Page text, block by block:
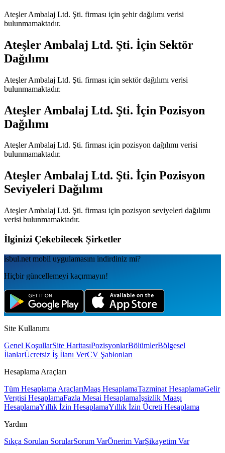
Ateşler Ambalaj Ltd. Şti. firması için şehir dağılımı verisi
bulunmamaktadır.
Ateşler Ambalaj Ltd. Şti. İçin Sektör
Dağılımı
Ateşler Ambalaj Ltd. Şti. firması için sektör dağılımı verisi
bulunmamaktadır.
Ateşler Ambalaj Ltd. Şti. İçin Pozisyon
Dağılımı
Ateşler Ambalaj Ltd. Şti. firması için pozisyon dağılımı verisi
bulunmamaktadır.
Ateşler Ambalaj Ltd. Şti. İçin Pozisyon
Seviyeleri Dağılımı
Ateşler Ambalaj Ltd. Şti. firması için pozisyon seviyeleri dağılımı
verisi bulunmamaktadır.
İlginizi Çekebilecek Şirketler
isbul.net mobil uygulamаsını indirdiniz mi?
Hiçbir güncellemeyi kaçırmayın!
Site Kullanımı
Genel KoşullarSite HaritasıPozisyonlarBölümlerBölgesel
İlanlarÜcretsiz İş İlanı VerCV Şablonları
Hesaplama Araçları
Tüm Hesaplama AraçlarıMaaş HesaplamaTazminat HesaplamaGelir
Vergisi HesaplamaFazla Mesai Hesaplamaİşsizlik Maaşı
HesaplamaYıllık İzin HesaplamaYıllık İzin Ücreti Hesaplama
Yardım
Sıkça Sorulan SorularSorum VarÖnerim VarŞikayetim Var